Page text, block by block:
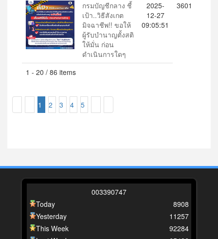
กรมบัญชีกลาง ชี้
เป้า..วิธีสังเกต
มิจฉาชีพ!! ขอให้
ผู้รับบำนาญตั้งสติ
ให้มั่น ก่อน
ดำเนินการใดๆ
2025-
12-27
09:05:51
3601
1 - 20 / 86 items
1 2 3 4 5
003390747
Today
Yesterday
This Week
8908
11257
92284